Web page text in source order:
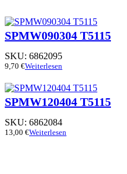
SPMW090304 T5115
SKU: 6862095
9,70 €Weiterlesen
SPMW120404 T5115
SKU: 6862084
13,00 €Weiterlesen